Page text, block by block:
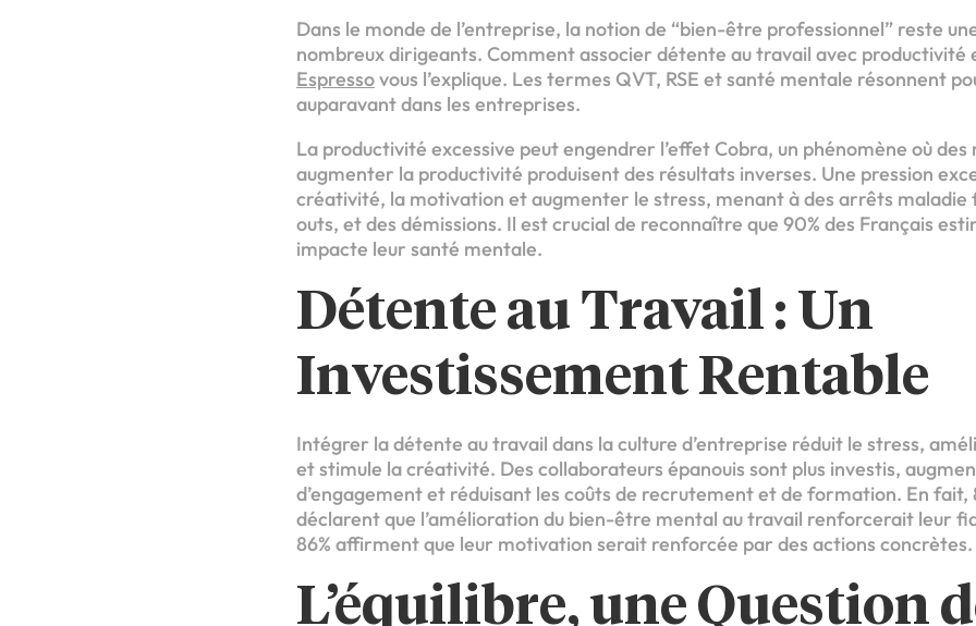
Dans le monde de l’entreprise, la notion de “bien-être professionnel” reste
nombreux dirigeants. Comment associer détente au travail avec productivité
Espressovous l’explique. Les termes QVT, RSE et santé mentale résonnent
auparavant dans les entreprises.
La productivité excessive peut engendrer l’effet Cobra, un phénomène où des
augmenter la productivité produisent des résultats inverses. Une pression
créativité, la motivation et augmenter le stress, menant à des arrêts maladie
outs, et des démissions. Il est crucial de reconnaître que 90% des Français
impacte leur santé mentale.
Détente au Travail : Un
Investissement Rentable
Intégrer la détente au travail dans la culture d’entreprise réduit le stress,
et stimule la créativité. Des collaborateurs épanouis sont plus investis,
d’engagement et réduisant les coûts de recrutement et de formation. En fait,
déclarent que l’amélioration du bien-être mental au travail renforcerait leur
86% affirment que leur motivation serait renforcée par des actions concrètes.
L’équilibre, une Question